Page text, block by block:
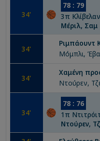
34'
78 : 79
3π
Μέριλ, Σαμ
34'
Ριμπάουντ
Μόμπλι,
34'
Χαμένη
Ντούρεν,
34'
78 : 76
1 π
Ντούρεν,